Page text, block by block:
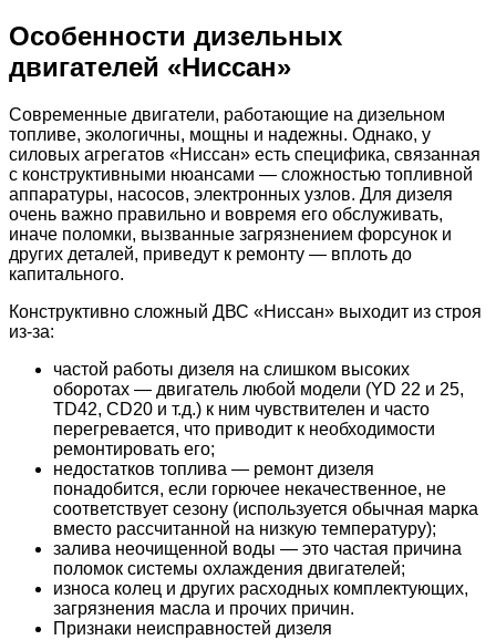
Особенности дизельных
двигателей «Ниссан»
Современные двигатели, работающие на дизельном
топливе, экологичны, мощны и надежны. Однако, у
силовых агрегатов «Ниссан» есть специфика, связанная
с конструктивными нюансами — сложностью топливной
аппаратуры, насосов, электронных узлов. Для дизеля
очень важно правильно и вовремя его обслуживать,
иначе поломки, вызванные загрязнением форсунок и
других деталей, приведут к ремонту — вплоть до
капитального.
Конструктивно сложный ДВС «Ниссан» выходит из строя
из-за:
частой работы дизеля на слишком высоких
оборотах — двигатель любой модели (YD 22 и 25,
TD42, CD20 и т.д.) к ним чувствителен и часто
перегревается, что приводит к необходимости
ремонтировать его;
недостатков топлива — ремонт дизеля
понадобится, если горючее некачественное, не
соответствует сезону (используется обычная марка
вместо рассчитанной на низкую температуру);
залива неочищенной воды — это частая причина
поломок системы охлаждения двигателей;
износа колец и других расходных комплектующих,
загрязнения масла и прочих причин.
Признаки неисправностей дизеля